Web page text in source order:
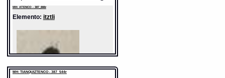
MH: ATENCO - 387_666r
Elemento: itztli
MH: TIANQUIZTENCO - 387_544r